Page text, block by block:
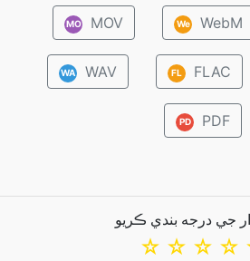
MO MOV We WebM
WA WAV FL FLAC
PD PDF
جي درجه بندي ڪريو
☆
☆
☆
☆